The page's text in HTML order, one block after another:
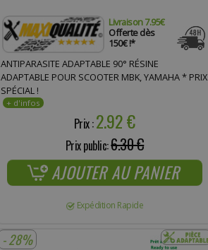
Livraison 7.95€
Offerte dès
150€ !*
ANTIPARASITE ADAPTABLE 90° RÉSINE
ADAPTABLE POUR SCOOTER MBK, YAMAHA * PRIX
SPÉCIAL !
Prix :2.92 €
Prix public:6.30 €
AJOUTER AU PANIER
Expédition Rapide
- 28%